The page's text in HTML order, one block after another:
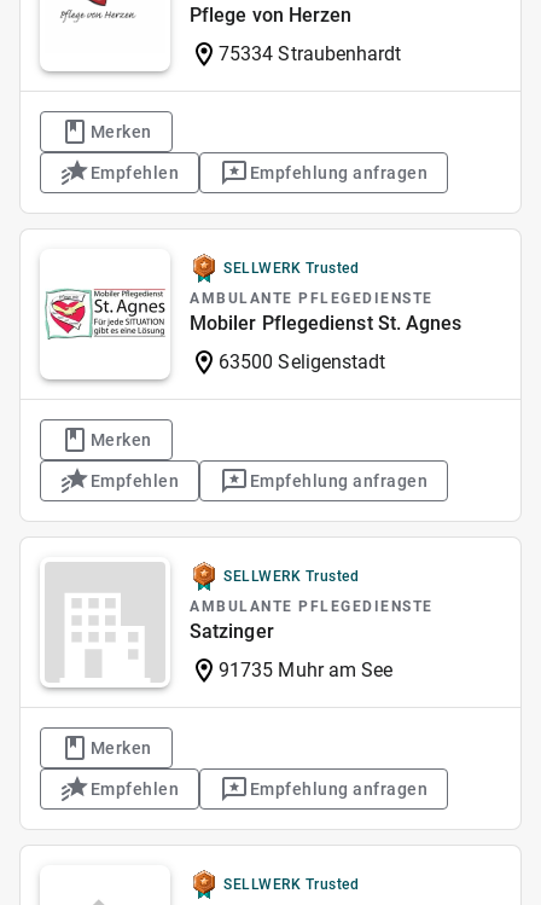
Pflege von Herzen
75334 Straubenhardt
Merken
Empfehlen Empfehlung anfragen
SELLWERK Trusted
AMBULANTE PFLEGEDIENSTE
Mobiler Pflegedienst St. Agnes
63500 Seligenstadt
Merken
Empfehlen Empfehlung anfragen
SELLWERK Trusted
AMBULANTE PFLEGEDIENSTE
Satzinger
91735 Muhr am See
Merken
Empfehlen Empfehlung anfragen
SELLWERK Trusted